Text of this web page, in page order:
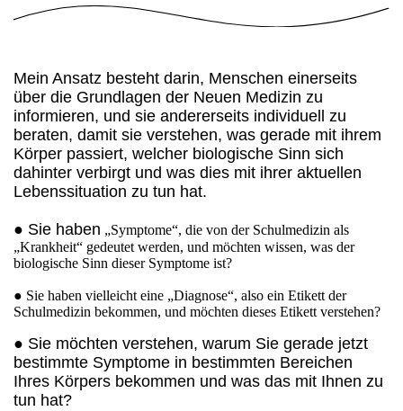
Mein Ansatz besteht darin, Menschen einerseits
über die Grundlagen der Neuen Medizin zu
informieren, und sie andererseits individuell zu
beraten, damit sie verstehen, was gerade mit ihrem
Körper passiert, welcher biologische Sinn sich
dahinter verbirgt und was dies mit ihrer aktuellen
Lebenssituation zu tun hat.
● Sie haben „Symptome“, die von der Schulmedizin als
„Krankheit“ gedeutet werden, und möchten wissen, was der
biologische Sinn dieser Symptome ist?
● Sie haben vielleicht eine „Diagnose“, also ein Etikett der
Schulmedizin bekommen, und möchten dieses Etikett verstehen?
● Sie möchten verstehen, warum Sie gerade jetzt
bestimmte Symptome in bestimmten Bereichen
Ihres Körpers bekommen und was das mit Ihnen zu
tun hat?